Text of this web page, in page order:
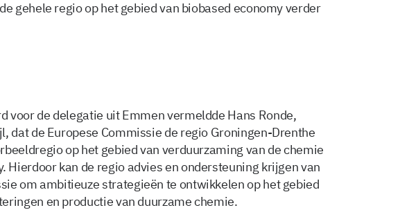
gehele regio op het gebied van biobased economy verder
voor de delegatie uit Emmen vermeldde Hans Ronde,
dat de Europese Commissie de regio Groningen-Drenthe
op het gebied van verduurzaming van de chemie
Hierdoor kan de regio advies en ondersteuning krijgen van
om ambitieuze strategieën te ontwikkelen op het gebied
en productie van duurzame chemie.